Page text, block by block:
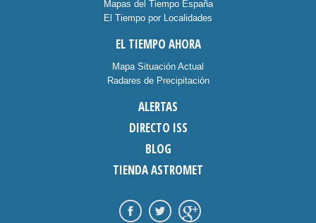
Mapas del Tiempo España
El Tiempo por Localidades
EL TIEMPO AHORA
Mapa Situación Actual
Radares de Precipitación
ALERTAS
DIRECTO ISS
BLOG
TIENDA ASTROMET